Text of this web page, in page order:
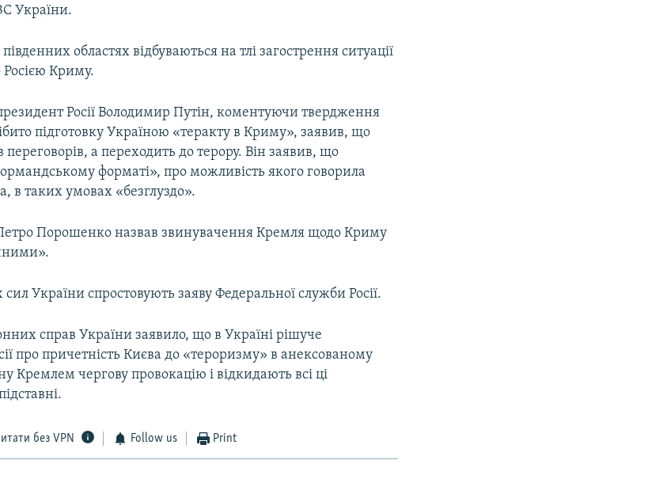
України.
областях відбуваються на тлі загострення ситуації
Росією Криму.
Росії Володимир Путін, коментуючи твердження
підготовку Україною «теракту в Криму», заявив, що
а переходить до терору. Він заявив, що
форматі», про можливість якого говорила
таких умовах «безглуздо».
Порошенко назвав звинувачення Кремля щодо Криму
України спростовують заяву Федеральної служби Росії.
справ України заявило, що в Україні рішуче
про причетність Києва до «тероризму» в анексованому
Кремлем чергову провокацію і відкидають всі ці
без VPN Follow us Print